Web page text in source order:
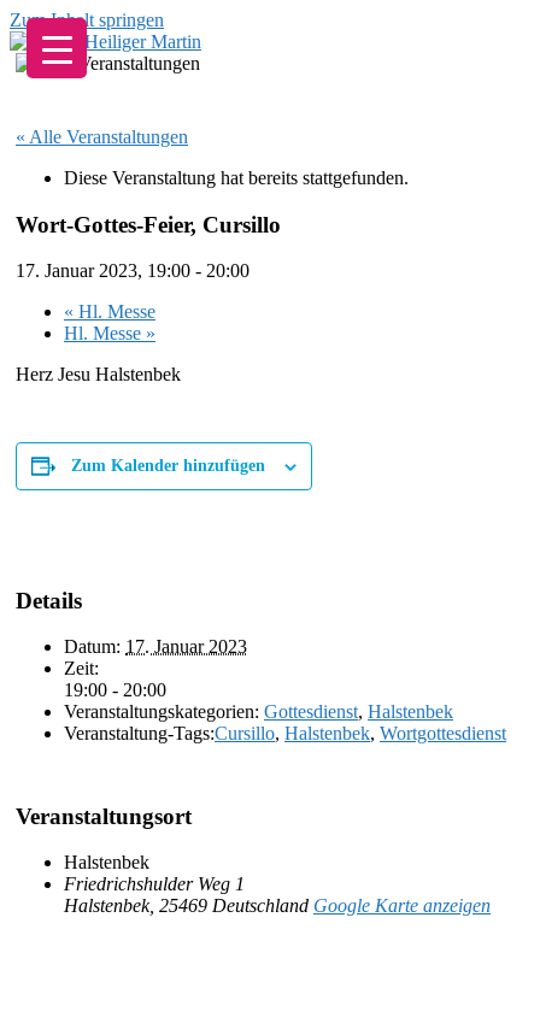
Zum Inhalt springen
« Alle Veranstaltungen
Diese Veranstaltung hat bereits stattgefunden.
Wort-Gottes-Feier, Cursillo
17. Januar 2023, 19:00 - 20:00
« Hl. Messe
Hl. Messe »
Herz Jesu Halstenbek
Zum Kalender hinzufügen
Details
Datum: 17. Januar 2023
Zeit:
19:00 - 20:00
Veranstaltungskategorien: Gottesdienst, Halstenbek
Veranstaltung-Tags:Cursillo, Halstenbek, Wortgottesdienst
Veranstaltungsort
Halstenbek
Friedrichshulder Weg 1
Halstenbek, 25469 Deutschland Google Karte anzeigen